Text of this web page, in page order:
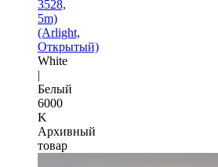
3528,
5m)
(Arlight,
Открытый)
White
|
Белый
6000
K
Архивный
товар